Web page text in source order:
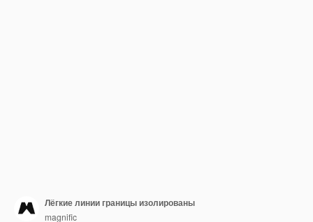
Лёгкие линии границы изолированы
magnific